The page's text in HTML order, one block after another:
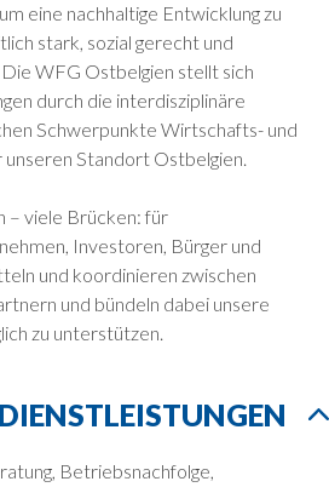
eine nachhaltige Entwicklung zu
stark, sozial gerecht und
WFG Ostbelgien stellt sich
durch die interdisziplinäre
Schwerpunkte Wirtschafts- und
unseren Standort Ostbelgien.
– viele Brücken: für
Investoren, Bürger und
und koordinieren zwischen
und bündeln dabei unsere
zu unterstützen.
Betriebsnachfolge,